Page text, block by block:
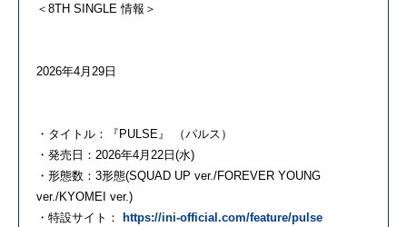
＜8TH SINGLE 情報＞
2026年4月29日
・タイトル：『PULSE』 （パルス）
・発売日：2026年4月22日(水)
・形態数：3形態(SQUAD UP ver./FOREVER YOUNG
ver./KYOMEI ver.)
・特設サイト： https://ini-official.com/feature/pulse